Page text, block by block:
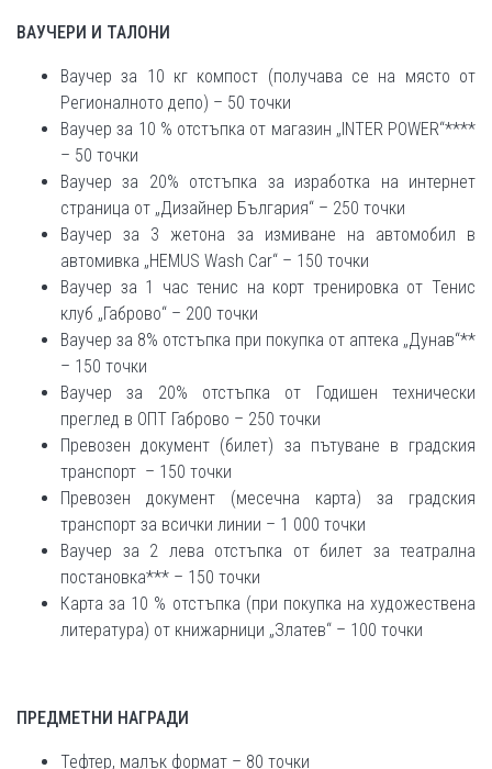
ВАУЧЕРИ И ТАЛОНИ
Ваучер за 10 кг компост (получава се на място от
Регионалното депо) – 50 точки
Ваучер за 10 % отстъпка от магазин „INTER POWER“****
– 50 точки
Ваучер за 20% отстъпка за изработка на интернет
страница от „Дизайнер България“ – 250 точки
Ваучер за 3 жетона за измиване на автомобил в
автомивка „HEMUS Wash Car“ – 150 точки
Ваучер за 1 час тенис на корт тренировка от Тенис
клуб „Габрово“ – 200 точки
Ваучер за 8% отстъпка при покупка от аптека „Дунав“**
– 150 точки
Ваучер за 20% отстъпка от Годишен технически
преглед в ОПТ Габрово – 250 точки
Превозен документ (билет) за пътуване в градския
транспорт – 150 точки
Превозен документ (месечна карта) за градския
транспорт за всички линии – 1 000 точки
Ваучер за 2 лева отстъпка от билет за театрална
постановка*** – 150 точки
Карта за 10 % отстъпка (при покупка на художествена
литература) от книжарници „Златев“ – 100 точки
ПРЕДМЕТНИ НАГРАДИ
Тефтер, малък формат – 80 точки